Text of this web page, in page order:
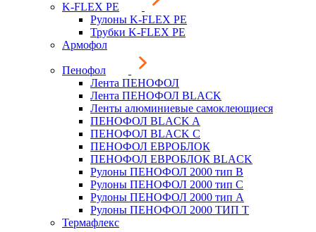
K-FLEX PE
Рулоны K-FLEX PE
Трубки K-FLEX PE
Армофол
Пенофол
Лента ПЕНОФОЛ
Лента ПЕНОФОЛ BLACK
Ленты алюминиевые самоклеющиеся
ПЕНОФОЛ BLACK A
ПЕНОФОЛ BLACK С
ПЕНОФОЛ ЕВРОБЛОК
ПЕНОФОЛ ЕВРОБЛОК BLACK
Рулоны ПЕНОФОЛ 2000 тип B
Рулоны ПЕНОФОЛ 2000 тип C
Рулоны ПЕНОФОЛ 2000 тип А
Рулоны ПЕНОФОЛ 2000 ТИП Т
Термафлекс